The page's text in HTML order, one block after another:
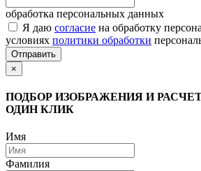
обработка персональных данных
Я даю согласие на обработку
условиях политики обработки
Отправить
×
ПОДБОР ИЗОБРАЖЕНИЯ И
ОДИН КЛИК
Имя
Фамилия